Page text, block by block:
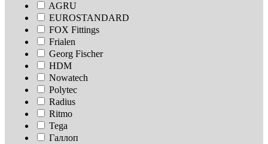
AGRU
EUROSTANDARD
FOX Fittings
Frialen
Georg Fischer
HDM
Nowatech
Polytec
Radius
Ritmo
Tega
Галлоп